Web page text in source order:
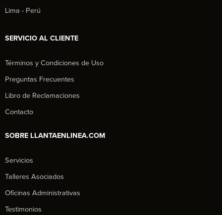
Lima - Perú
SERVICIO AL CLIENTE
Términos y Condiciones de Uso
Preguntas Frecuentes
Libro de Reclamaciones
Contacto
SOBRE LLANTAENLINEA.COM
Servicios
Talleres Asociados
Oficinas Administrativas
Testimonios